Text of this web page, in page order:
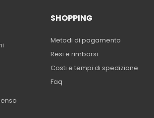
SHOPPING
Metodi di pagamento
Resi e rimborsi
Costi e tempi di spedizione
Faq